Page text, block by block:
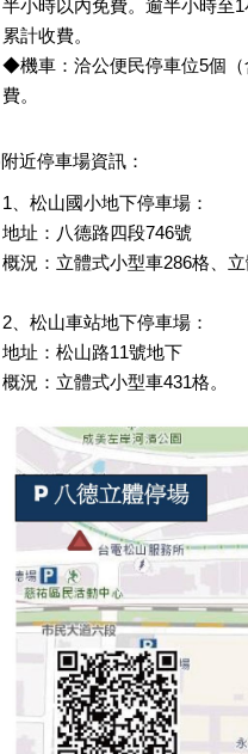
半小時以內免費。逾半小時至
累計收費。
◆機車：洽公便民停車位5個（
費。
近停車場資訊：
1、松山國小地下停車場：
地址：八德路四段746號
概況：立體式小型車286格、立
2、松山車站地下停車場：
地址：松山路11號地下
概況：立體式小型車431格。